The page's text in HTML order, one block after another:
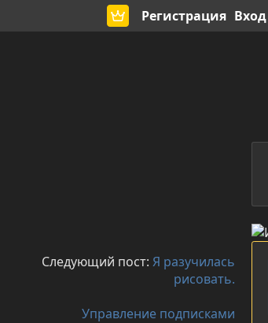
Регистрация Вход
Следующий пост: Я разучилась
рисовать.
Управление подписками